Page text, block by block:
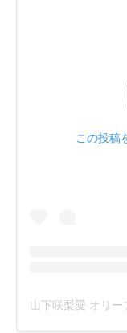
この投稿